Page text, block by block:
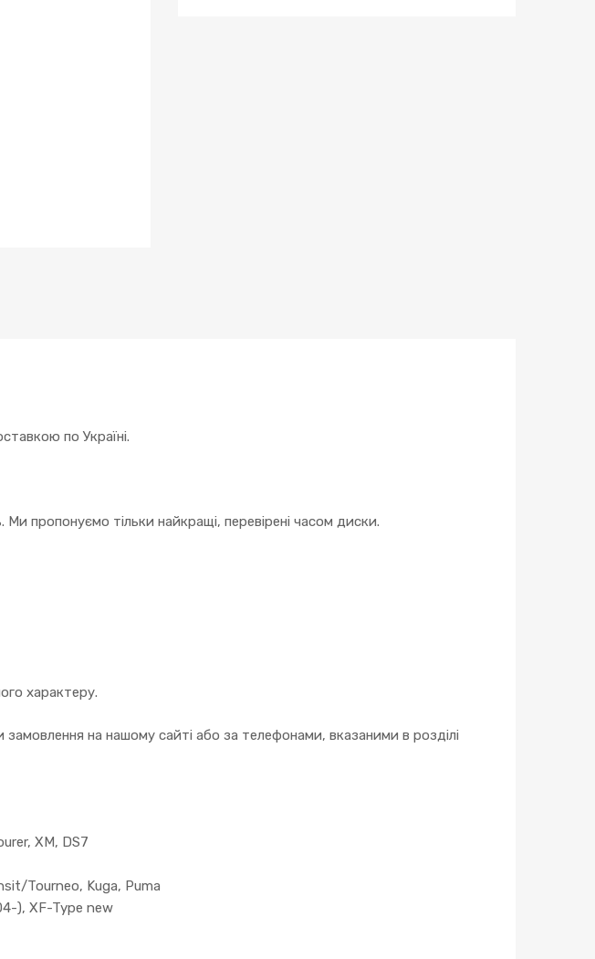
по Україні.
пропонуємо тільки найкращі, перевірені часом диски.
характеру.
на нашому сайті або за телефонами, вказаними в розділі
XM, DS7
Tourneo, Kuga, Puma
), XF-Type new